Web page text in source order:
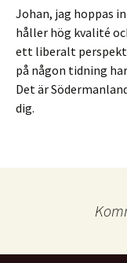
Johan, jag hoppas
håller hög kvalité
ett liberalt
på någon tidning
Det är
dig.